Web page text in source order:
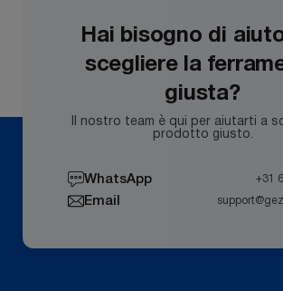
Hai bisogno di
scegliere la
giusta?
Il nostro team è qui per aiutarti a
prodotto giusto.
WhatsApp +31
Email